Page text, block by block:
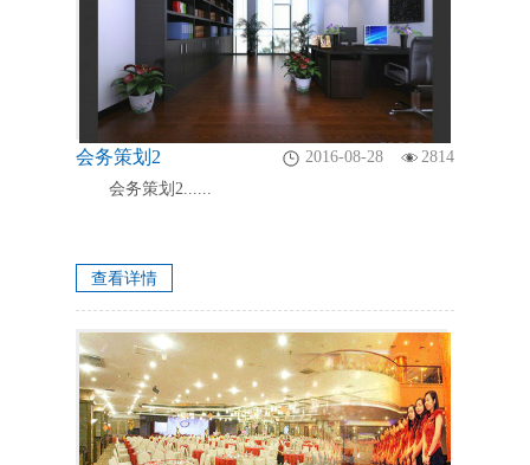
会务策划2 2016-08-28
2814
会务策划2......
查看详情